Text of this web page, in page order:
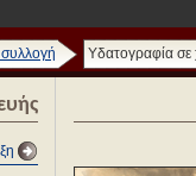
Υδατογραφία σε